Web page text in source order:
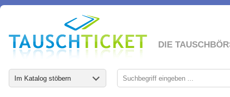
DIE
Im Katalog stöbern